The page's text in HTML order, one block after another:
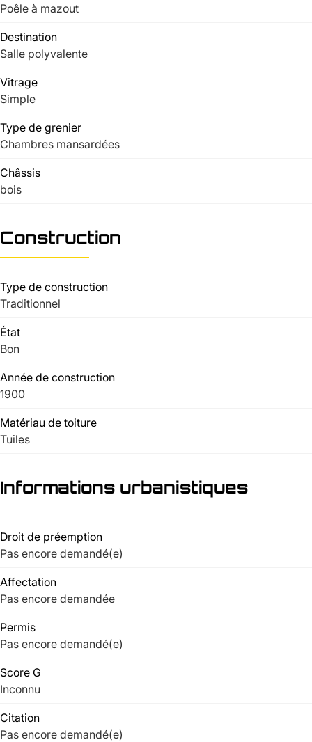
Poêle à mazout
Destination
Salle polyvalente
Vitrage
Simple
Type de grenier
Chambres mansardées
Châssis
bois
Construction
Type de construction
Traditionnel
État
Bon
Année de construction
1900
Matériau de toiture
Tuiles
Informations urbanistiques
Droit de préemption
Pas encore demandé(e)
Affectation
Pas encore demandée
Permis
Pas encore demandé(e)
Score G
Inconnu
Citation
Pas encore demandé(e)